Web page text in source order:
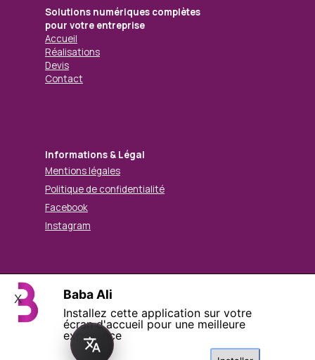
Solutions numériques complètes
pour votre entreprise
Accueil
Réalisations
Devis
Contact
Informations & Légal
Mentions légales
Politique de confidentialité
Facebook
Instagram
© Mohamed BABA ALI. Tous droits réservés.
Retourner au contenu
Baba Ali
Installez cette application sur votre
écran d'accueil pour une meilleure
expérience
X